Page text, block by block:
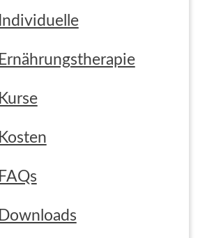
Individuelle
Ernährungstherapie
Kurse
Kosten
FAQs
Downloads